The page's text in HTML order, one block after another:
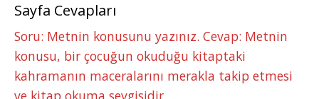
Sayfa Cevapları
Soru: Metnin konusunu yazınız. Cevap: Metnin
konusu, bir çocuğun okuduğu kitaptaki
kahramanın maceralarını merakla takip etmesi